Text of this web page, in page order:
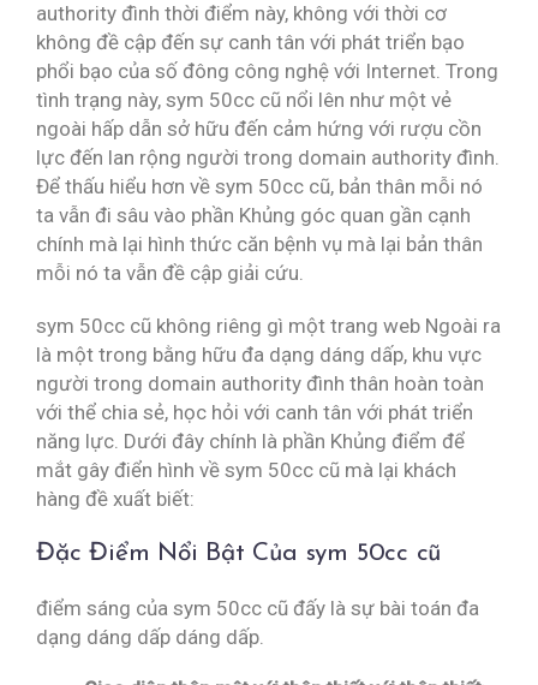
authority đình thời điểm này, không với thời cơ
không đề cập đến sự canh tân với phát triển bạo
phổi bạo của số đông công nghệ với Internet. Trong
tình trạng này, sym 50cc cũ nổi lên như một vẻ
ngoài hấp dẫn sở hữu đến cảm hứng với rượu cồn
lực đến lan rộng người trong domain authority đình.
Để thấu hiểu hơn về sym 50cc cũ, bản thân mỗi nó
ta vẫn đi sâu vào phần Khủng góc quan gần cạnh
chính mà lại hình thức căn bệnh vụ mà lại bản thân
mỗi nó ta vẫn đề cập giải cứu.
sym 50cc cũ không riêng gì một trang web Ngoài ra
là một trong bằng hữu đa dạng dáng dấp, khu vực
người trong domain authority đình thân hoàn toàn
với thể chia sẻ, học hỏi với canh tân với phát triển
năng lực. Dưới đây chính là phần Khủng điểm để
mắt gây điển hình về sym 50cc cũ mà lại khách
hàng đề xuất biết:
Đặc Điểm Nổi Bật Của sym 50cc cũ
điểm sáng của sym 50cc cũ đấy là sự bài toán đa
dạng dáng dấp dáng dấp.